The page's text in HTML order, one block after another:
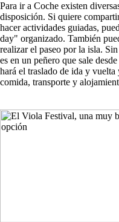
Para ir a Coche existen
disposición. Si quiere
hacer actividades guiadas,
day" organizado. También
realizar el paseo por la isla.
es en un peñero que sale desde
hará el traslado de ida y
comida, transporte y